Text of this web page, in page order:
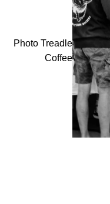
Photo Treadle
Coffee